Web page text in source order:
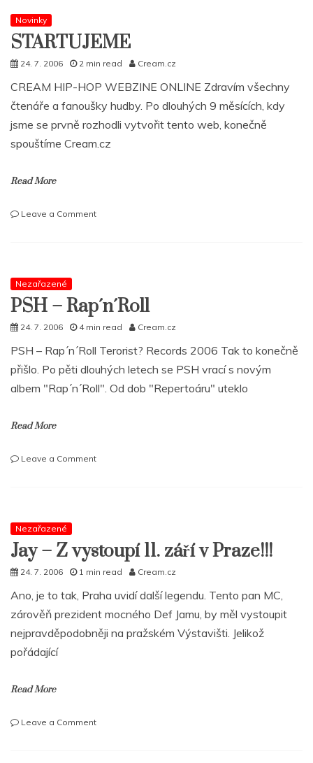
Novinky
STARTUJEME
24. 7. 2006 2 min read Cream.cz
CREAM HIP-HOP WEBZINE ONLINE Zdravím všechny
čtenáře a fanoušky hudby. Po dlouhých 9 měsících, kdy
jsme se prvně rozhodli vytvořit tento web, konečně
spouštíme Cream.cz
Read More
Leave a Commenton
Nezařazené
PSH – Rap´n´Roll
24. 7. 2006 4 min read Cream.cz
PSH – Rap´n´Roll Terorist? Records 2006 Tak to konečně
přišlo. Po pěti dlouhých letech se PSH vrací s novým
albem "Rap´n´Roll". Od dob "Repertoáru" uteklo
Read More
Leave a Commenton
Nezařazené
Jay – Z vystoupí 11. září v Praze!!!
24. 7. 2006 1 min read Cream.cz
Ano, je to tak, Praha uvidí další legendu. Tento pan MC,
zárověň prezident mocného Def Jamu, by měl vystoupit
nejpravděpodobněji na pražském Výstavišti. Jelikož
pořádající
Read More
Leave a Commenton